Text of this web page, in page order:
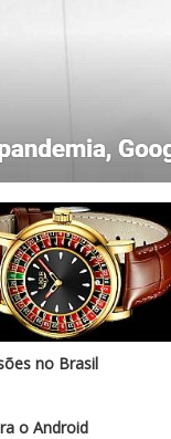
no Brasil
o Android